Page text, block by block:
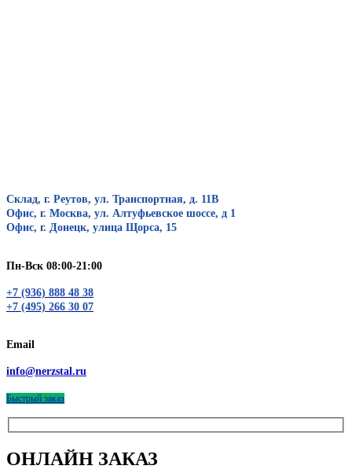
Склад, г. Реутов, ул. Транспортная, д. 11В
Офис, г. Москва, ул. Алтуфьевское шоссе, д 1
Офис, г. Донецк, улица Щорса, 15
Пн-Вск 08:00-21:00
+7 (936) 888 48 38
+7 (495) 266 30 07
Email
info@nerzstal.ru
Быстрый заказ
ОНЛАЙН ЗАКАЗ